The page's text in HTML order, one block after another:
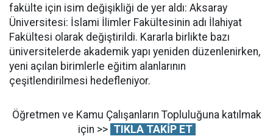
fakülte için isim değişikliği de yer aldı: Aksaray
Üniversitesi: İslami İlimler Fakültesinin adı İlahiyat
Fakültesi olarak değiştirildi. Kararla birlikte bazı
üniversitelerde akademik yapı yeniden düzenlenirken,
yeni açılan birimlerle eğitim alanlarının
çeşitlendirilmesi hedefleniyor.
Öğretmen ve Kamu Çalışanların Topluluğuna katılmak
için >> TIKLA TAKİP ET